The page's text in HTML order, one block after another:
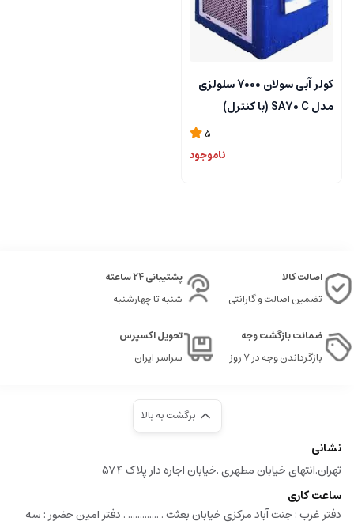
کولر آبی سولان 7000 سلولزی
مدل SA70 C (با کنترل)
5
ناموجود
اصالت کالا
تضمین اصالت و گارانتی
پشتیبانی 24 ساعته
شنبه تا چهارشنبه
ضمانت بازگشت وجه
بازگرداندن وجه در ۷ روز
تحویل اکسپرس
سراسر ایران
برگشت به بالا
نشانی
تهران.انتهای خیابان مطهری .خیابان اجاره دار پلاک 574
ساعت کاری
دفتر غرب : جنت آباد مرکزی خیابان بعثت . ............. . دفتر امین حضور : سه